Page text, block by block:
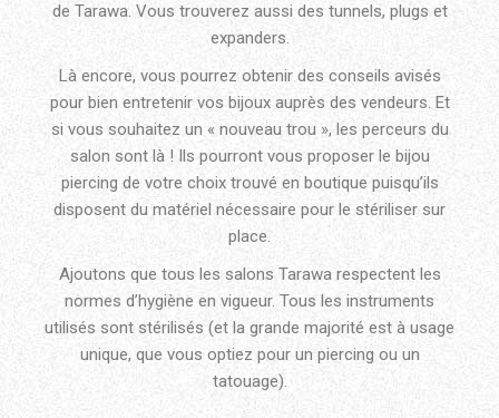
de Tarawa. Vous trouverez aussi des tunnels, plugs et
expanders.
Là encore, vous pourrez obtenir des conseils avisés
pour bien entretenir vos bijoux auprès des vendeurs. Et
si vous souhaitez un « nouveau trou », les perceurs du
salon sont là ! Ils pourront vous proposer le bijou
piercing de votre choix trouvé en boutique puisqu’ils
disposent du matériel nécessaire pour le stériliser sur
place.
Ajoutons que tous les salons Tarawa respectent les
normes d’hygiène en vigueur. Tous les instruments
utilisés sont stérilisés (et la grande majorité est à usage
unique, que vous optiez pour un piercing ou un
tatouage).